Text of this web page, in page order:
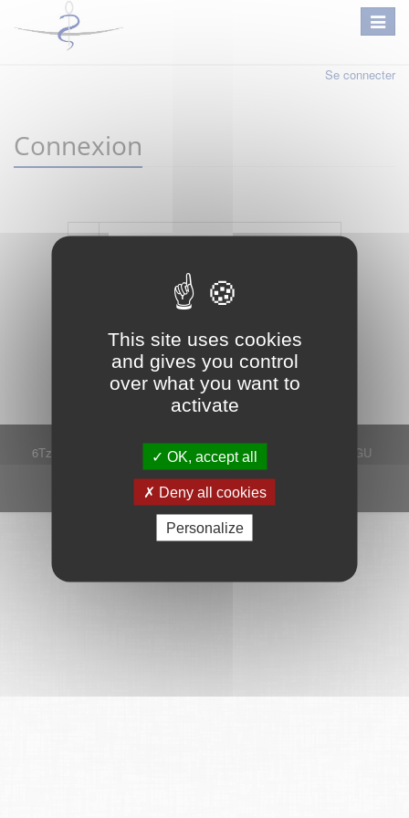
This site uses cookies
and gives you control
over what you want to
activate
OK, accept all
Deny all cookies
Personalize
Se connecter
Connexion
Mot de passe oublié ? Je crée mon compte
Connexion
6Tzen ©2015 - Tous droits réservés Mentions légales
CGU
Plan du site
FAQ
Contact
Ce service est proposé par6Tzen